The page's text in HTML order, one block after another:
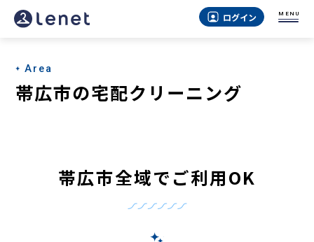
帯
市
の
ログイン MENU
Area
帯広市の宅配クリーニング
帯広市全域でご利用OK